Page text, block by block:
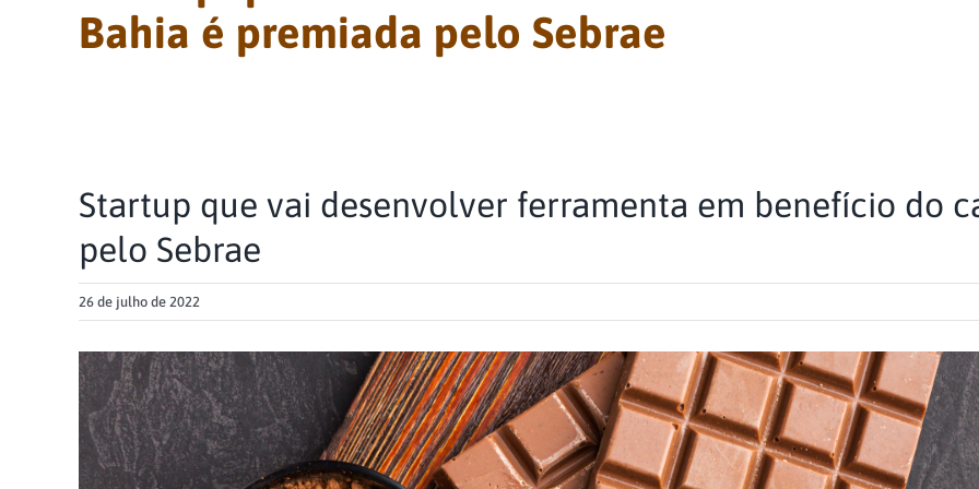
Bahia é premiada pelo Sebrae
Startup que vai desenvolver ferramenta em benefício do
pelo Sebrae
26 de julho de 2022
View
Larger
Image